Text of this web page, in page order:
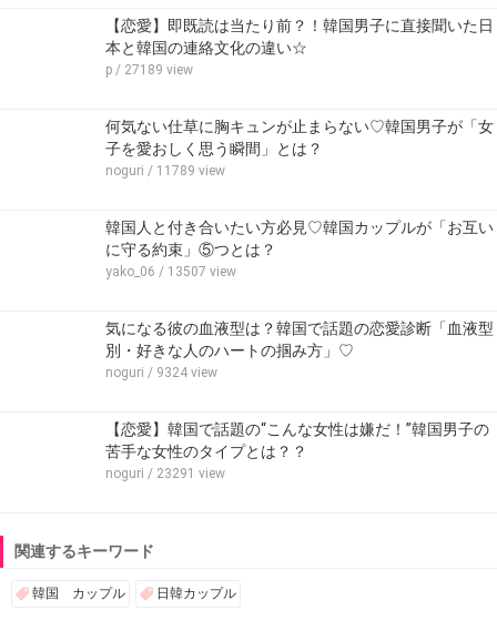
【恋愛】即既読は当たり前？！韓国男子に直接聞いた日
本と韓国の連絡文化の違い☆
p / 27189 view
何気ない仕草に胸キュンが止まらない♡韓国男子が「女
子を愛おしく思う瞬間」とは？
noguri / 11789 view
韓国人と付き合いたい方必見♡韓国カップルが「お互い
に守る約束」⑤つとは？
yako_06 / 13507 view
気になる彼の血液型は？韓国で話題の恋愛診断「血液型
別・好きな人のハートの掴み方」♡
noguri / 9324 view
【恋愛】韓国で話題の“こんな女性は嫌だ！”韓国男子の
苦手な女性のタイプとは？？
noguri / 23291 view
関連するキーワード
韓国 カップル 日韓カップル